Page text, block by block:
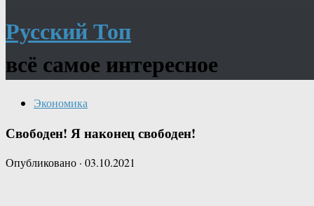
Русский Топ
всё самое интересное
Экономика
Свободен! Я наконец свободен!
Опубликовано · 03.10.2021